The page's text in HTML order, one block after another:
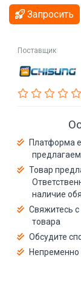
Запросить
Поставщик
Платформа
Товар
наличие
Свяжитесь с
товара
Обсудите
Непременно